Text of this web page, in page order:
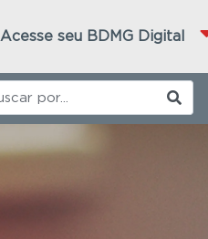
Acesse seu BDMG Digital